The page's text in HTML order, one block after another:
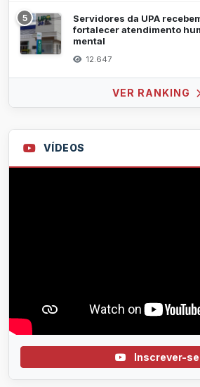
5
Servidores da UPA
fortalecer atendimento
mental
12.647
VER RANKING
VÍDEOS
Inscrever-se